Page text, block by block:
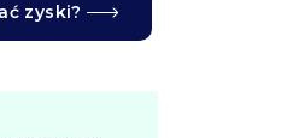
zyski?